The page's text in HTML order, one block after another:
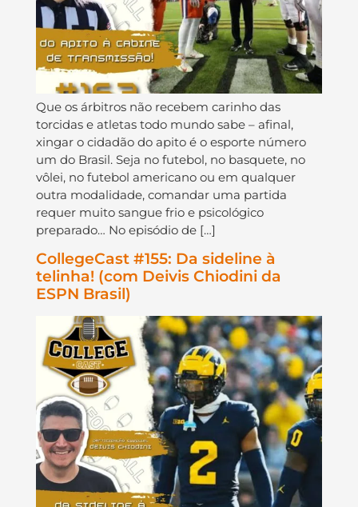
Que os árbitros não recebem carinho das
torcidas e atletas todo mundo sabe – afinal,
xingar o cidadão do apito é o esporte número
um do Brasil. Seja no futebol, no basquete, no
vôlei, no futebol americano ou em qualquer
outra modalidade, comandar uma partida
requer muito sangue frio e psicológico
preparado… No episódio de […]
CollegeCast #155: Da sideline à
telinha! (com Deivis Chiodini da
ESPN Brasil)